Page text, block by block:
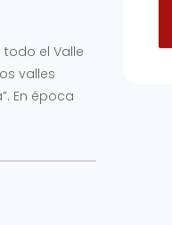
el Valle
valles
En época